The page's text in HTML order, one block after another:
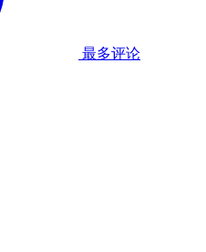
最多评论